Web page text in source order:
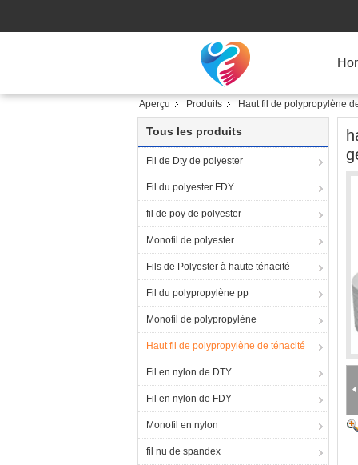
Aperçu Produits Haut fil de polypropylène
Tous les produits
Fil de Dty de polyester
Fil du polyester FDY
fil de poy de polyester
Monofil de polyester
Fils de Polyester à haute ténacité
Fil du polypropylène pp
Monofil de polypropylène
Haut fil de polypropylène de ténacité
Fil en nylon de DTY
Fil en nylon de FDY
Monofil en nylon
fil nu de spandex